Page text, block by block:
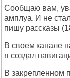
Сообщаю вам,
амплуа. И не
пишу рассказы
В своем канале
я создал
В закрепленном